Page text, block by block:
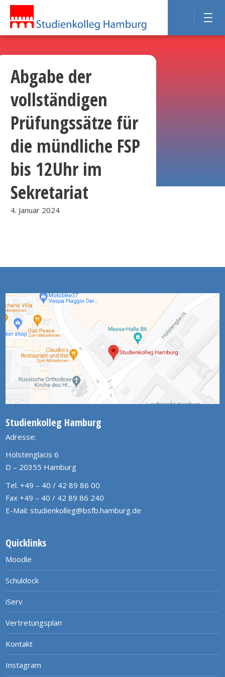
Abgabe der
vollständigen
Prüfungssätze für
die mündliche FSP
bis 12Uhr im
Sekretariat
4. Januar 2024
Studienkolleg Hamburg
Adresse:
Holstenglacis 6
D – 20355 Hamburg
Tel. +49 – 40 / 42 89 86 00
Fax +49 – 40 / 42 89 86 240
E-Mail: studienkolleg@bsfb.hamburg.de
Quicklinks
Moodle
Schuldock
iServ
Vertretungsplan
Kontakt
Instagram